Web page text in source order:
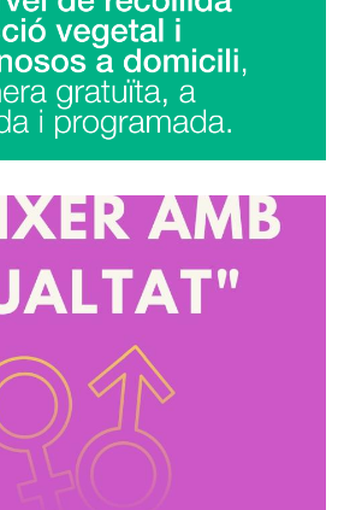
I Voluminosos
Medi
D’Igualtat?
S. socials